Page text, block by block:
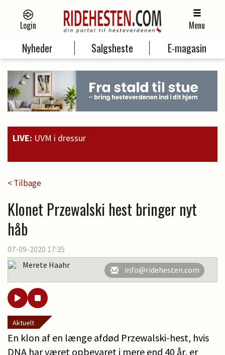
Login Menu
Nyheder Salgsheste E-magasin
LIVE: UVM i dressur
< Tilbage
Klonet Przewalski hest bringer nyt
håb
07-09-2020 17:35
Merete Haahr
info@ridehesten.com
Aktuelt
En klon af en længe afdød Przewalski-hest, hvis
DNA har været opbevaret i mere end 40 år, er